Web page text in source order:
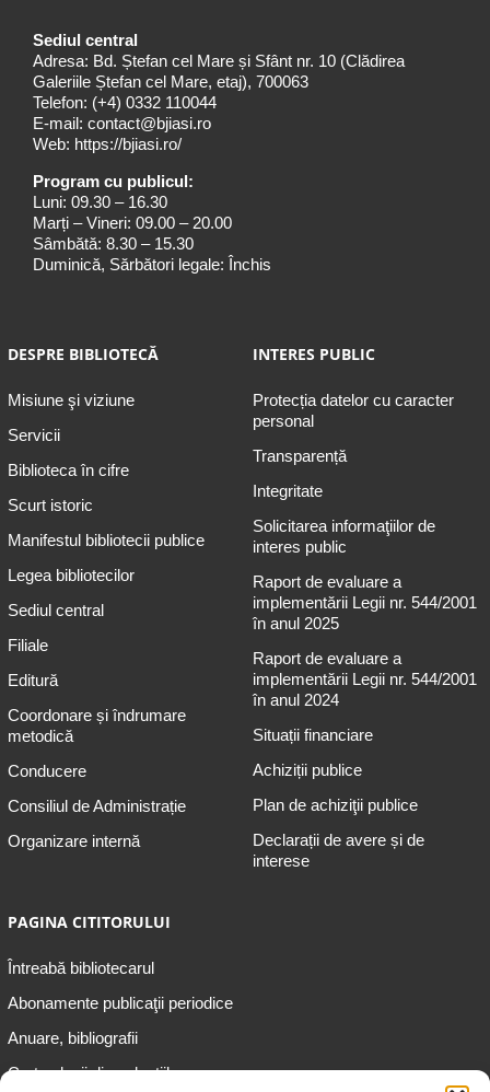
Sediul central
Adresa: Bd. Ștefan cel Mare și Sfânt nr. 10 (Clădirea
Galeriile Ștefan cel Mare, etaj), 700063
Telefon: (+4) 0332 110044
E-mail: contact@bjiasi.ro
Web: https://bjiasi.ro/
Program cu publicul:
Luni: 09.30 – 16.30
Marți – Vineri: 09.00 – 20.00
Sâmbătă: 8.30 – 15.30
Duminică, Sărbători legale: Închis
DESPRE BIBLIOTECĂ
Misiune şi viziune
Servicii
Biblioteca în cifre
Scurt istoric
Manifestul bibliotecii publice
Legea bibliotecilor
Sediul central
Filiale
Editură
Coordonare și îndrumare
metodică
Conducere
Consiliul de Administrație
Organizare internă
INTERES PUBLIC
Protecția datelor cu caracter
personal
Transparență
Integritate
Solicitarea informaţiilor de
interes public
Raport de evaluare a
implementării Legii nr. 544/2001
în anul 2025
Raport de evaluare a
implementării Legii nr. 544/2001
în anul 2024
Situații financiare
Achiziții publice
Plan de achiziţii publice
Declarații de avere și de
interese
PAGINA CITITORULUI
Întreabă bibliotecarul
Abonamente publicaţii periodice
Anuare, bibliografii
Cartea lunii din colecțiile